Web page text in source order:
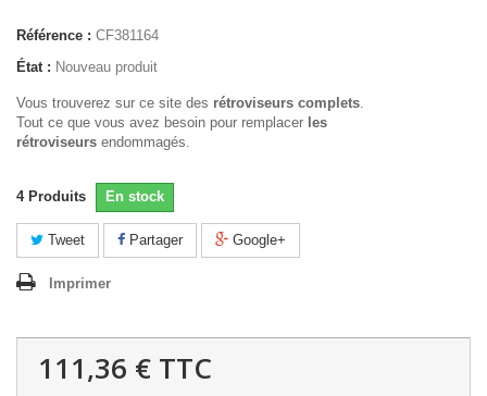
Référence : CF381164
État : Nouveau produit
Vous trouverez sur ce site des rétroviseurs complets.
Tout ce que vous avez besoin pour remplacer les
rétroviseurs endommagés.
4 Produits En stock
Tweet Partager Google+
Imprimer
111,36 € TTC